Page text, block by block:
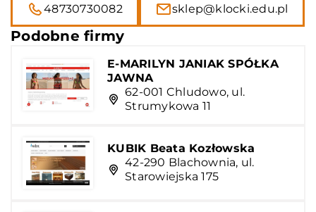
48730730082
sklep@klocki.edu.pl
Podobne firmy
E-MARILYN JANIAK SPÓŁKA
JAWNA
62-001 Chludowo, ul.
Strumykowa 11
KUBIK Beata Kozłowska
42-290 Blachownia, ul.
Starowiejska 175